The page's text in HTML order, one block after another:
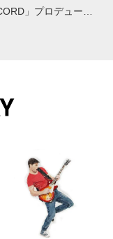
」プロデュー…